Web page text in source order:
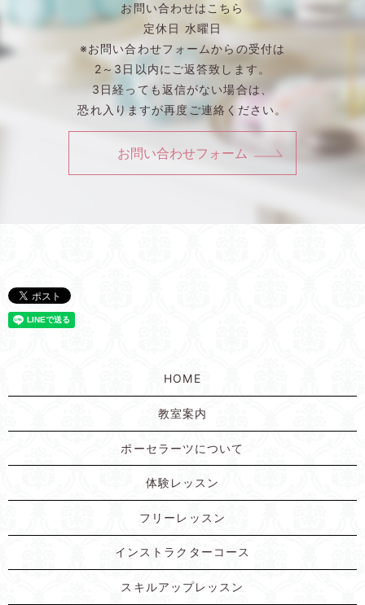
お問い合わせはこちら
定休日 水曜日
※お問い合わせフォームからの受付は
2～3日以内にご返答致します。
3日経っても返信がない場合は、
恐れ入りますが再度ご連絡ください。
お問い合わせフォーム
HOME
教室案内
ポーセラーツについて
体験レッスン
フリーレッスン
インストラクターコース
スキルアップレッスン